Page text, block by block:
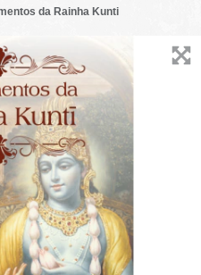
da Rainha Kunti